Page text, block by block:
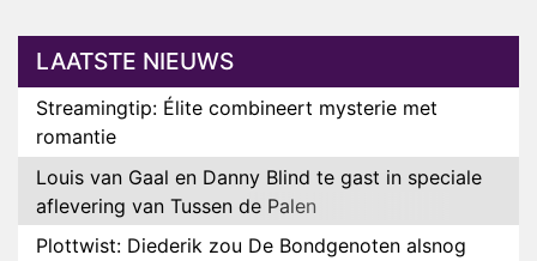
LAATSTE NIEUWS
Streamingtip: Élite combineert mysterie met
romantie
Louis van Gaal en Danny Blind te gast in speciale
aflevering van Tussen de Palen
Plottwist: Diederik zou De Bondgenoten alsnog